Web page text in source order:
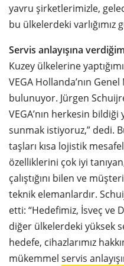
yavru şirketlerimizle,
bu ülkelerdeki
Servis anlayışına
Kuzey ülkelerine
VEGA Hollanda’nın
bulunuyor. Jürgen
VEGA’nın herkesin
sunmak istiyoruz,” dedi.
taşları kısa lojistik
özelliklerini çok iyi
çalıştığını bilen ve
teknik elemanlardır.
etti: “Hedefimiz, İsveç ve
diğer ülkelerdeki yüksek
hedefe, cihazlarımız
mükemmel servis